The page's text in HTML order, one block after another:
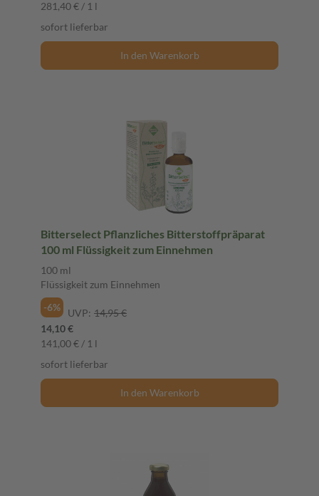
281,40 € / 1 l
sofort lieferbar
In den Warenkorb
Bitterselect Pflanzliches Bitterstoffpräparat
100 ml Flüssigkeit zum Einnehmen
100 ml
Flüssigkeit zum Einnehmen
-6%
UVP: 14,95 €
14,10 €
141,00 € / 1 l
sofort lieferbar
In den Warenkorb